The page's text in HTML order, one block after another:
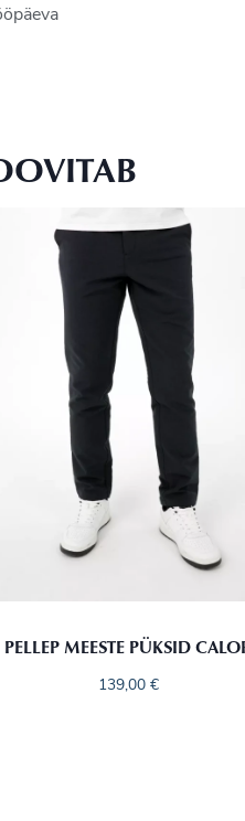
PELLEP MEESTE PÜKSID
139,00 €